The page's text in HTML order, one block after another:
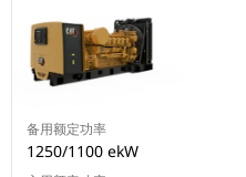
备用额定功率
1250/1100 ekW